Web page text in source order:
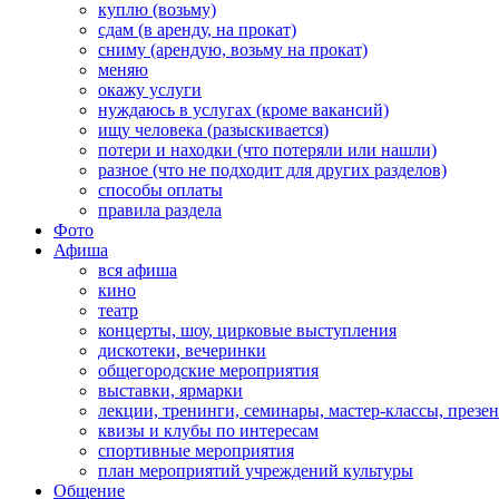
куплю (возьму)
сдам (в аренду, на прокат)
сниму (арендую, возьму на прокат)
меняю
окажу услуги
нуждаюсь в услугах (кроме вакансий)
ищу человека (разыскивается)
потери и находки (что потеряли или нашли)
разное (что не подходит для других разделов)
способы оплаты
правила раздела
Фото
Афиша
вся афиша
кино
театр
концерты, шоу, цирковые выступления
дискотеки, вечеринки
общегородские мероприятия
выставки, ярмарки
лекции, тренинги, семинары, мастер-классы,
квизы и клубы по интересам
спортивные мероприятия
план мероприятий учреждений культуры
Общение